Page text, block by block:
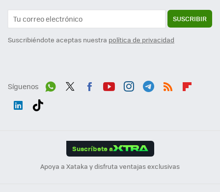
SUSCRIBIR
Suscribiéndote aceptas nuestra política de privacidad
Síguenos
Suscríbete a
Apoya a Xataka y disfruta ventajas exclusivas